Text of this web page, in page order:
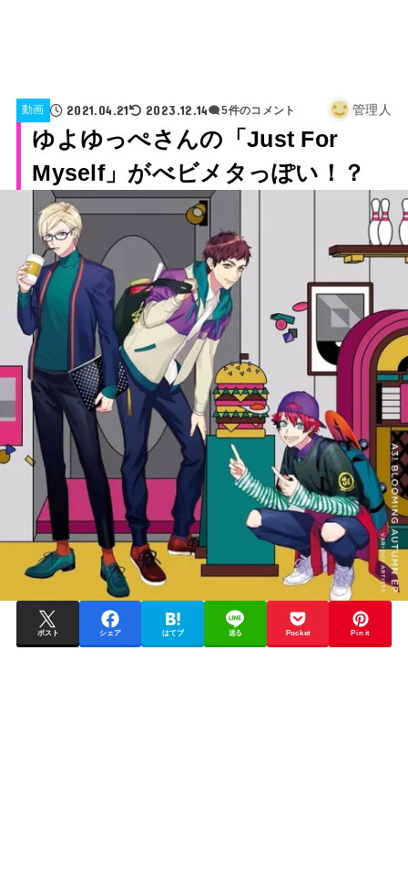
動画 2021.04.21 2023.12.14 5件のコメント 管理人
ゆよゆっぺさんの「Just For
Myself」がべビメタっぽい！？
ポスト シェア はてブ 送る Pocket Pin it